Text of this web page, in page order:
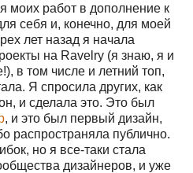
моих работ в дополнение к
себя и, конечно, для моей
лет назад я начала
на Ravelry (я знаю, я и
в том числе и летний топ,
Я спросила других, как
и сделала это. Это был
, и это был первый дизайн,
распространяла публично.
но я все-таки стала
дизайнеров, и уже